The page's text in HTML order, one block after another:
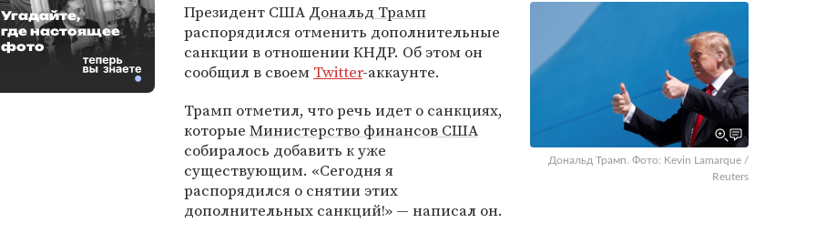
Дональд Трамп. Фото: Kevin Lamarque /
Reuters
Президент США Дональд Трамп
распорядился отменить дополнительные
санкции в отношении КНДР. Об этом он
сообщил в своем Twitter-аккаунте.
Трамп отметил, что речь идет о санкциях,
которые Министерство финансов США
собиралось добавить к уже
существующим. «Сегодня я
распорядился о снятии этих
дополнительных санкций!» — написал он.
Угадайте,
где настоящее
фото